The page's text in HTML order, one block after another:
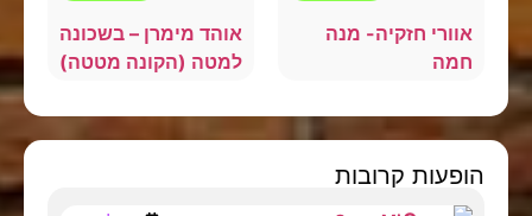
אוורי חזקיה- מנה
חמה
אוהד מימרן – בשכונה
למטה (הקונה מטטה)
הופעות קרובות